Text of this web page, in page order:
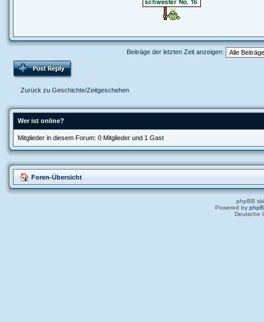
Beiträge der letzten Zeit anzeigen:
Zurück zu Geschichte/Zeitgeschehen
Wer ist online?
Mitglieder in diesem Forum: 0 Mitglieder und 1 Gast
Foren-Übersicht
phpBB
Powered by
Deutsche